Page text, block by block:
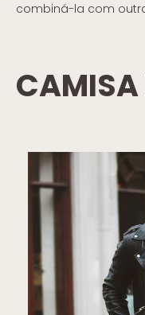
combiná-la com
CAMISA